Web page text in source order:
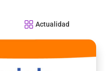
Actualidad